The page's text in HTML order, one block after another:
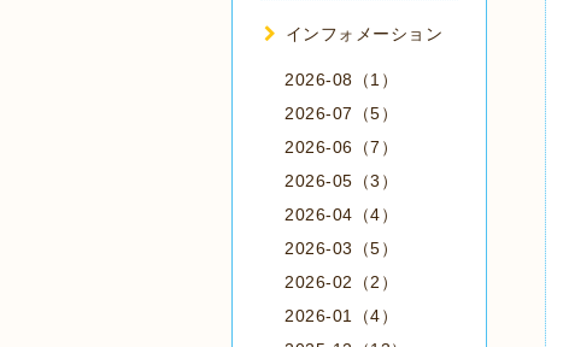
インフォメーション
2026-08（1）
2026-07（5）
2026-06（7）
2026-05（3）
2026-04（4）
2026-03（5）
2026-02（2）
2026-01（4）